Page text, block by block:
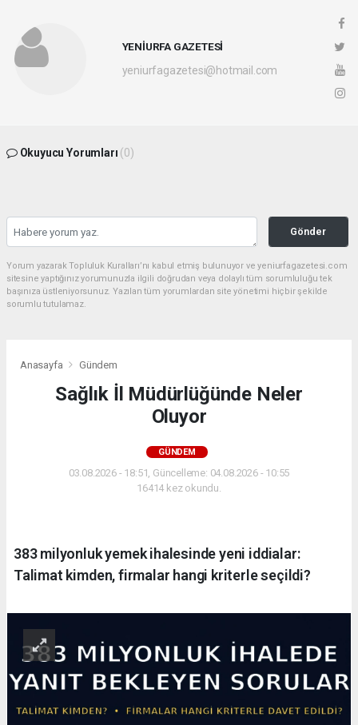
YENİURFA GAZETESİ
yeniurfagazetesi@hotmail.com
Okuyucu Yorumları (0)
Gönder
Yorum yazarak Topluluk Kuralları’nı kabul etmiş bulunuyor ve yeniurfagazetesi.com
sitesine yaptığınız yorumunuzla ilgili doğrudan veya dolaylı tüm sorumluluğu tek
başınıza üstleniyorsunuz. Yazılan tüm yorumlardan site yönetimi hiçbir şekilde
sorumlu tutulamaz.
Anasayfa Gündem
Sağlık İl Müdürlüğünde Neler
Oluyor
GÜNDEM
03.08.2026 - 18:51, Güncelleme: 04.08.2026 - 10:55
16414 kez okundu.
383 milyonluk yemek ihalesinde yeni iddialar:
Talimat kimden, firmalar hangi kriterle seçildi?